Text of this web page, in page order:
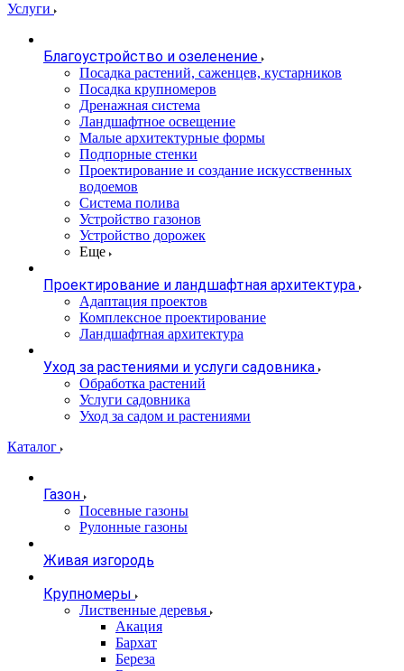
Услуги
Благоустройство и озеленение
Посадка растений, саженцев, кустарников
Посадка крупномеров
Дренажная система
Ландшафтное освещение
Малые архитектурные формы
Подпорные стенки
Проектирование и создание искусственных
водоемов
Система полива
Устройство газонов
Устройство дорожек
Еще
Проектирование и ландшафтная архитектура
Адаптация проектов
Комплексное проектирование
Ландшафтная архитектура
Уход за растениями и услуги садовника
Обработка растений
Услуги садовника
Уход за садом и растениями
Каталог
Газон
Посевные газоны
Рулонные газоны
Живая изгородь
Крупномеры
Лиственные деревья
Акация
Бархат
Береза